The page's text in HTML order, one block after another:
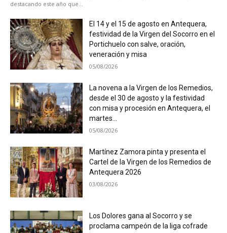
destacando este año que...
El 14 y el 15 de agosto en Antequera,
festividad de la Virgen del Socorro en el
Portichuelo con salve, oración,
veneración y misa
05/08/2026
La novena a la Virgen de los Remedios,
desde el 30 de agosto y la festividad
con misa y procesión en Antequera, el
martes...
05/08/2026
Martínez Zamora pinta y presenta el
Cartel de la Virgen de los Remedios de
Antequera 2026
03/08/2026
Los Dolores gana al Socorro y se
proclama campeón de la liga cofrade